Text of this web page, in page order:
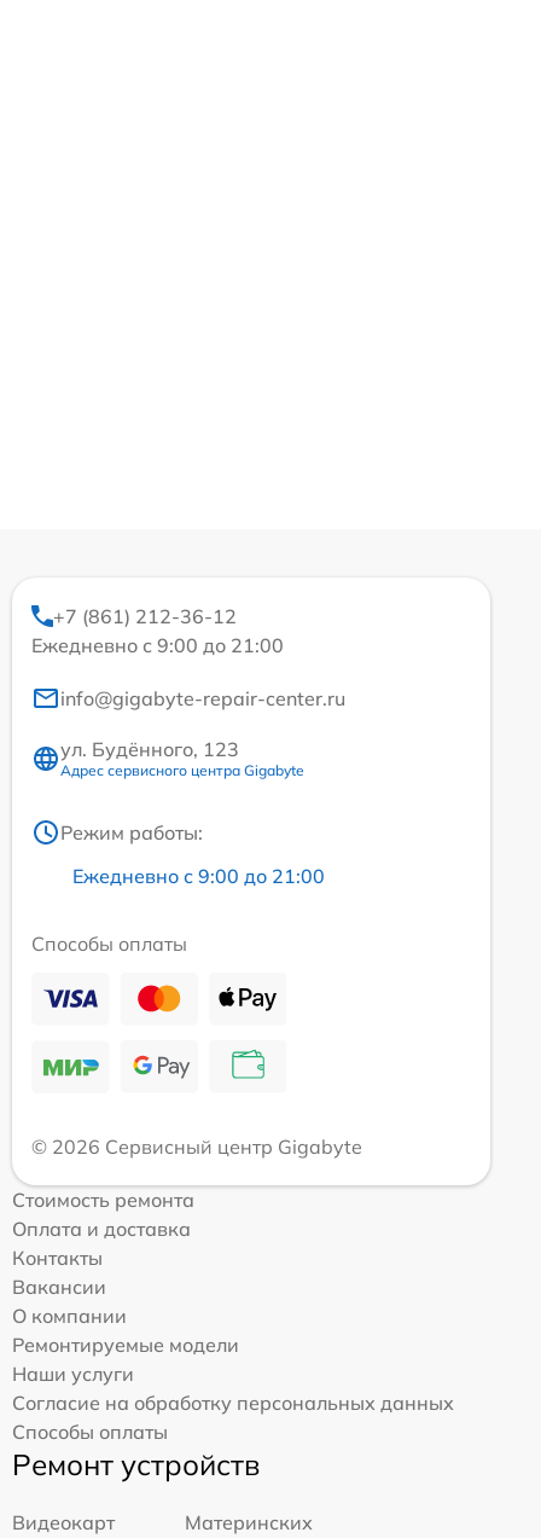
+7 (861) 212-36-12
Ежедневно с 9:00 до 21:00
info@gigabyte-repair-center.ru
ул. Будённого, 123
Адрес сервисного центра Gigabyte
Режим работы:
Ежедневно с 9:00 до 21:00
Способы оплаты
© 2026 Сервисный центр Gigabyte
Стоимость ремонта
Оплата и доставка
Контакты
Вакансии
О компании
Ремонтируемые модели
Наши услуги
Согласие на обработку персональных данных
Способы оплаты
Ремонт устройств
Видеокарт
Материнских